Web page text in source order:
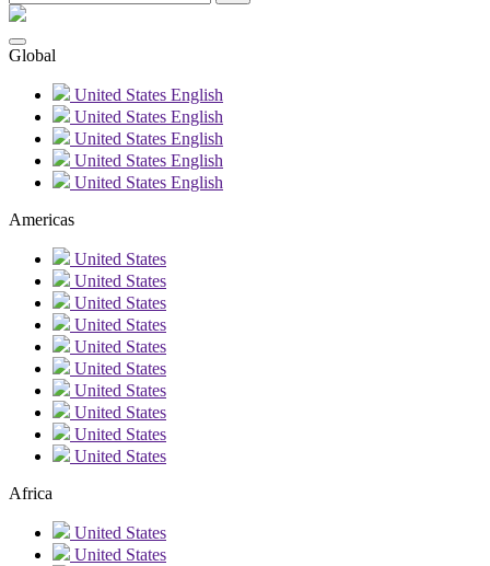
Global
United States English
United States English
United States English
United States English
United States English
Americas
United States
United States
United States
United States
United States
United States
United States
United States
United States
United States
Africa
United States
United States